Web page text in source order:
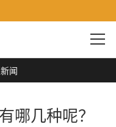
闻
哪几种呢？